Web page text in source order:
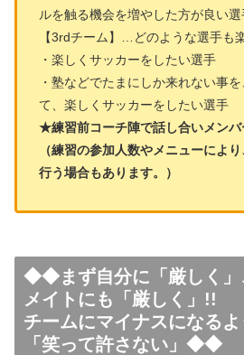
ルを触る機会を増やした方が良い
【3rdチーム】…どのような選手も
・楽しくサッカーをしたい選手
・塾などでたまにしか来れない事
て、楽しくサッカーをしたい選手
★練習前コーチ陣で話し合いメンバ
（練習の参加人数やメニューによ
行う場合もあります。）
◆◆まず自分に「厳しく」
メイトにも「厳しく」!!
チームにマイナスになる
「笑って許さない」◆◆